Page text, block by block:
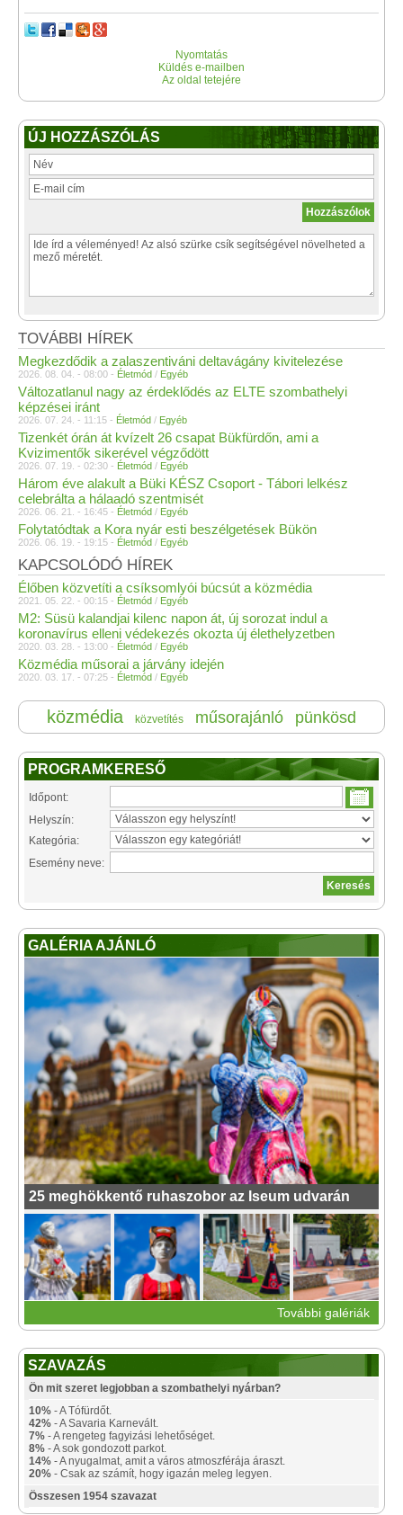
Nyomtatás
Küldés e-mailben
Az oldal tetejére
ÚJ HOZZÁSZÓLÁS
TOVÁBBI HÍREK
Megkezdődik a zalaszentiváni deltavágány kivitelezése
2026. 08. 04. - 08:00 - Életmód / Egyéb
Változatlanul nagy az érdeklődés az ELTE szombathelyi
képzései iránt
2026. 07. 24. - 11:15 - Életmód / Egyéb
Tizenkét órán át kvízelt 26 csapat Bükfürdőn, ami a
Kvizimentők sikerével végződött
2026. 07. 19. - 02:30 - Életmód / Egyéb
Három éve alakult a Büki KÉSZ Csoport - Tábori lelkész
celebrálta a hálaadó szentmisét
2026. 06. 21. - 16:45 - Életmód / Egyéb
Folytatódtak a Kora nyár esti beszélgetések Bükön
2026. 06. 19. - 19:15 - Életmód / Egyéb
KAPCSOLÓDÓ HÍREK
Élőben közvetíti a csíksomlyói búcsút a közmédia
2021. 05. 22. - 00:15 - Életmód / Egyéb
M2: Süsü kalandjai kilenc napon át, új sorozat indul a
koronavírus elleni védekezés okozta új élethelyzetben
2020. 03. 28. - 13:00 - Életmód / Egyéb
Közmédia műsorai a járvány idején
2020. 03. 17. - 07:25 - Életmód / Egyéb
közmédia közvetítés műsorajánló pünkösd
PROGRAMKERESŐ
Időpont:
Helyszín:
Kategória:
Esemény neve:
GALÉRIA AJÁNLÓ
25 meghökkentő ruhaszobor az Iseum udvarán
További galériák
SZAVAZÁS
Ön mit szeret legjobban a szombathelyi nyárban?
10% - A Tófürdőt.
42% - A Savaria Karnevált.
7% - A rengeteg fagyizási lehetőséget.
8% - A sok gondozott parkot.
14% - A nyugalmat, amit a város atmoszférája áraszt.
20% - Csak az számít, hogy igazán meleg legyen.
Összesen 1954 szavazat